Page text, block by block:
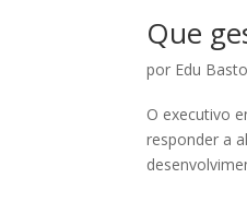
Que
por Edu
O executivo
responder a